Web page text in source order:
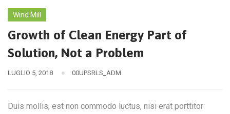
Wind Mill
Growth of Clean Energy Part of
Solution, Not a Problem
LUGLIO 5, 2018 00UPSRLS_ADM
Duis mollis, est non commodo luctus, nisi erat porttitor